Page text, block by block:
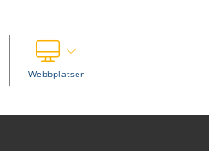
WebbplatserVisa våra andra webbplatser